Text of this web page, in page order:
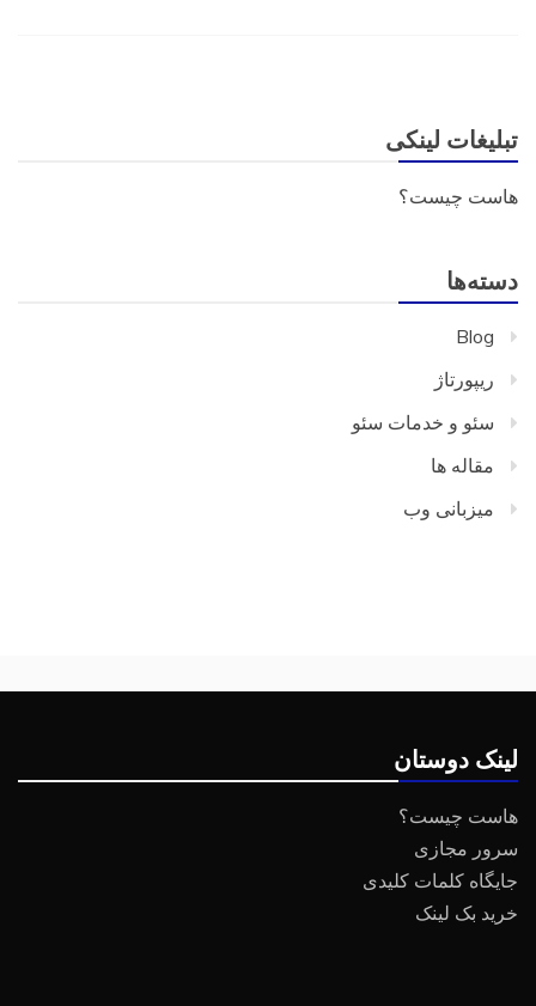
تبلیغات لینکی
هاست چیست؟
دسته‌ها
Blog
ریپورتاژ
سئو و خدمات سئو
مقاله ها
میزبانی وب
لینک دوستان
هاست چیست؟
سرور مجازی
جایگاه کلمات کلیدی
خرید بک لینک